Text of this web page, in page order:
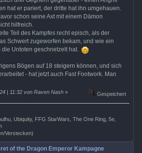
hat er pariert, der dritte hat ihn umgehauen.
schon seine Axt mit einem Dämon
hilfreich.
Teil des Kampfes recht episch, als der
Schwert zugeworfen bekam, und wie ein
Untoten geschnetzelt hat.
Bögen auf 18 steigern können, und sich
- hat jetzt auch Fast Footwork. Man
| 11:32 von Raven Nash » Gespeichert
Ubiquity, FFG StarWars, The One Ring, 5e,
Verstecken)
of the Dragon Emperor Kampagne